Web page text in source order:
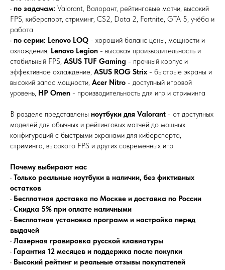
• по задачам: Valorant, Валорант, рейтинговые матчи, высокий
FPS, киберспорт, стриминг, CS2, Dota 2, Fortnite, GTA 5, учёба и
работа
• по серии: Lenovo LOQ - хороший баланс цены, мощности и
охлаждения, Lenovo Legion - высокая производительность и
стабильный FPS, ASUS TUF Gaming - прочный корпус и
эффективное охлаждение, ASUS ROG Strix - быстрые экраны и
высокий запас мощности, Acer Nitro - доступный игровой
уровень, HP Omen - производительность для игр и стриминга
В разделе представлены ноутбуки для Valorant - от доступных
моделей для обычных и рейтинговых матчей до мощных
конфигураций с быстрыми экранами для киберспорта,
стриминга, высокого FPS и других современных игр.
Почему выбирают нас
• Только реальные ноутбуки в наличии, без фиктивных
остатков
• Бесплатная доставка по Москве и доставка по России
• Скидка 5% при оплате наличными
• Бесплатная установка программ и настройка перед
выдачей
• Лазерная гравировка русской клавиатуры
• Гарантия 12 месяцев и поддержка после покупки
• Высокий рейтинг и реальные отзывы покупателей